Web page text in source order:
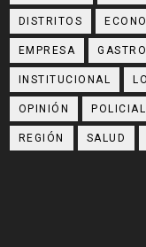
DISTRITOS
EMPRESA
INSTITUCIONAL
OPINIÓN
REGIÓN SALUD